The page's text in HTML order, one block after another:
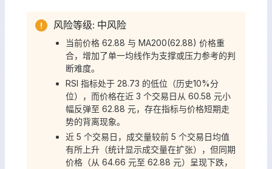
风险等级: 中风险
当前价格 62.88 与 MA200(62.88) 价格重
合，增加了单一均线作为支撑或压力参考的判
断难度。
RSI 指标处于 28.73 的低位（历史10%分
位），而价格在近 3 个交易日从 60.58 元小
幅反弹至 62.88 元，存在指标与价格短期走
势的背离现象。
近 5 个交易日，成交量较前 5 个交易日均值
有所上升（统计显示成交量在扩张），但同期
价格（从 64.66 元至 62.88 元）呈现下跌，